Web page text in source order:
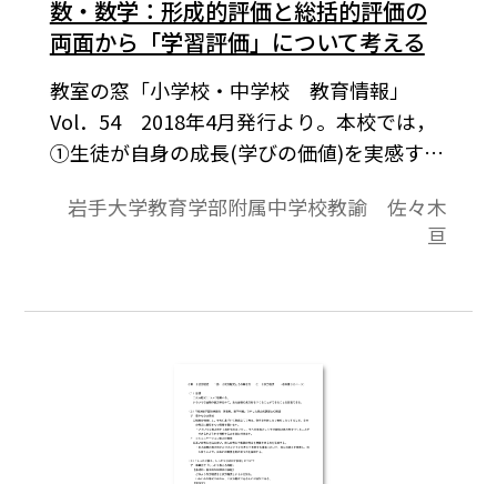
数・数学：形成的評価と総括的評価の
両面から「学習評価」について考える
教室の窓「小学校・中学校 教育情報」
Vol．54 2018年4月発行より。本校では，
①生徒が自身の成長(学びの価値)を実感する
その後の学びの指針にすることができる，
という二つの視点をふまえた評価場面を単
い学習と評価のサイクルが実現されると考
実践の一端として,形成的評価に主眼を置い
た実践事例を二つ紹介する。
岩手大学教育学部附属中学校教諭 佐々木
亘